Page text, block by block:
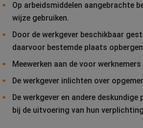
Op arbeidsmiddelen aangebrachte
wijze gebruiken.
Door de werkgever beschikbaar
daarvoor bestemde plaats
Meewerken aan de voor
De werkgever inlichten over
De werkgever en andere
bij de uitvoering van hun